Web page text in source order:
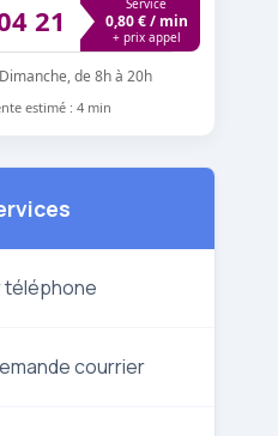
21 Service
0,80 € / min
+ prix appel
de 8h à 20h
estimé : 4 min
courrier